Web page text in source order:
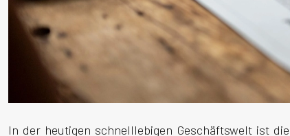
In der heutigen schnelllebigen Geschäftswelt ist